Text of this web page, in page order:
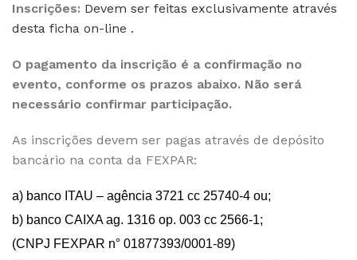
Inscrições: Devem ser feitas exclusivamente através
desta ficha on-line .
O pagamento da inscrição é a confirmação no
evento, conforme os prazos abaixo. Não será
necessário confirmar participação.
As inscrições devem ser pagas através de depósito
bancário na conta da FEXPAR:
a) banco ITAU – agência 3721 cc 25740-4 ou;
b) banco CAIXA ag. 1316 op. 003 cc 2566-1;
(CNPJ FEXPAR n° 01877393/0001-89)